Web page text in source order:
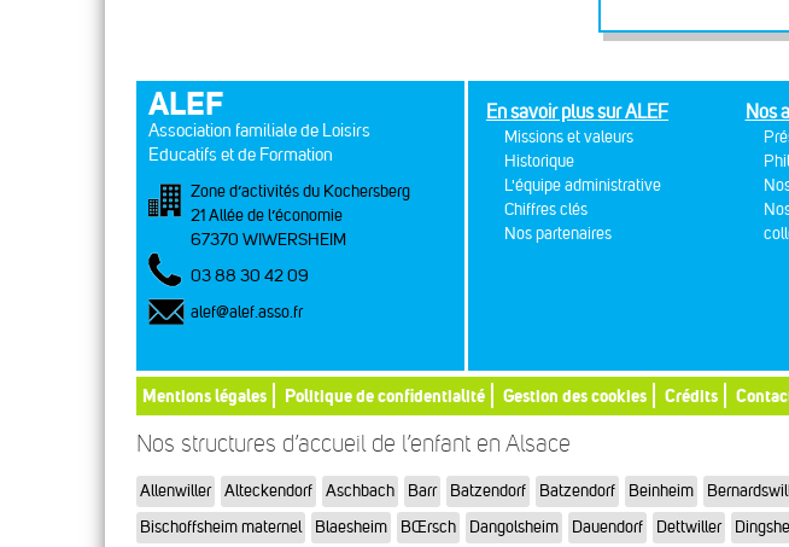
ALEF
Association familiale de Loisirs
Educatifs et de Formation
Zone d’activités du Kochersberg
21 Allée de l’économie
67370 WIWERSHEIM
03 88 30 42 09
alef@alef.asso.fr
En savoir plus sur ALEF
Missions et valeurs
Historique
L'équipe administrative
Chiffres clés
Nos partenaires
Nos
Mentions légales Politique de confidentialité Gestion des cookies Crédits
Nos structures d’accueil de l’enfant en Alsace
Allenwiller Alteckendorf Aschbach Barr Batzendorf Batzendorf Beinheim
Bischoffsheim maternel
Blaesheim BŒrsch Dangolsheim Dauendorf Dettwiller